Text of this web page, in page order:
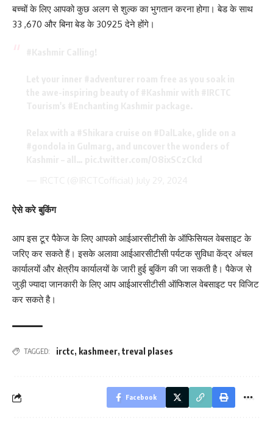
बच्चों के लिए आपको कुछ अलग से शुल्क का भुगतान करना होगा। बेड के साथ
33 ,670 और बिना बेड के 30925 देने होंगे।
ऐसे करे बुकिंग
आप इस टूर पैकेज के लिए आपको आईआरसीटीसी के ऑफिसियल वेबसाइट के
जरिए कर सकते हैं। इसके अलावा आईआरसीटीसी पर्यटक सुविधा केंद्र अंचल
कार्यालयों और क्षेत्रीय कार्यालयों के जारी हुई बुकिंग की जा सकती है। पैकेज से
जुड़ी ज्यादा जानकारी के लिए आप आईआरसीटीसी ऑफिशल वेबसाइट पर विजिट
कर सकते है।
TAGGED: irctc, kashmeer, treval plases
Facebook